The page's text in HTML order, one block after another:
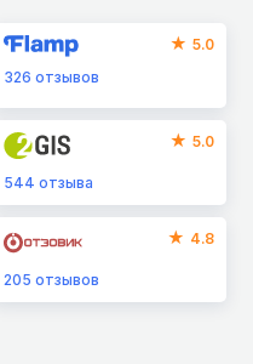
5.0
326отзывов
5.0
544отзыва
4.8
205отзывов